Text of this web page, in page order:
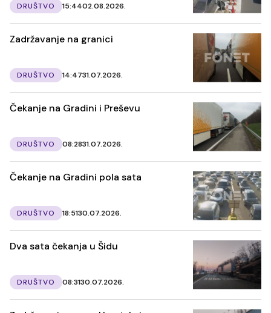
DRUŠTVO 15:4402.08.2026.
Zadržavanje na granici
DRUŠTVO 14:4731.07.2026.
Čekanje na Gradini i Preševu
DRUŠTVO 08:2831.07.2026.
Čekanje na Gradini pola sata
DRUŠTVO 18:5130.07.2026.
Dva sata čekanja u Šidu
DRUŠTVO 08:3130.07.2026.